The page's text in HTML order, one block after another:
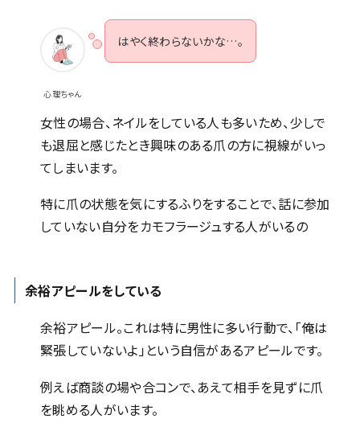
心理ちゃん
はやく終わらないかな…。
女性の場合、ネイルをしている人も多いため、少しで
も退屈と感じたとき興味のある爪の方に視線がいっ
てしまいます。
特に爪の状態を気にするふりをすることで、話に参加
していない自分をカモフラージュする人がいるの
余裕アピールをしている
余裕アピール。これは特に男性に多い行動で、「俺は
緊張していないよ」という自信があるアピールです。
例えば商談の場や合コンで、あえて相手を見ずに爪
を眺める人がいます。